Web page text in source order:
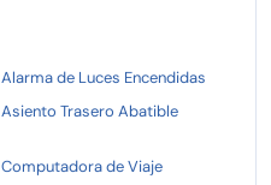
Alarma de Luces Encendidas
Asiento Trasero Abatible
Computadora de Viaje